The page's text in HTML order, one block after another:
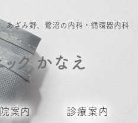
あざみ野、鷺沼の内科・循環器内科
案内 診療案内